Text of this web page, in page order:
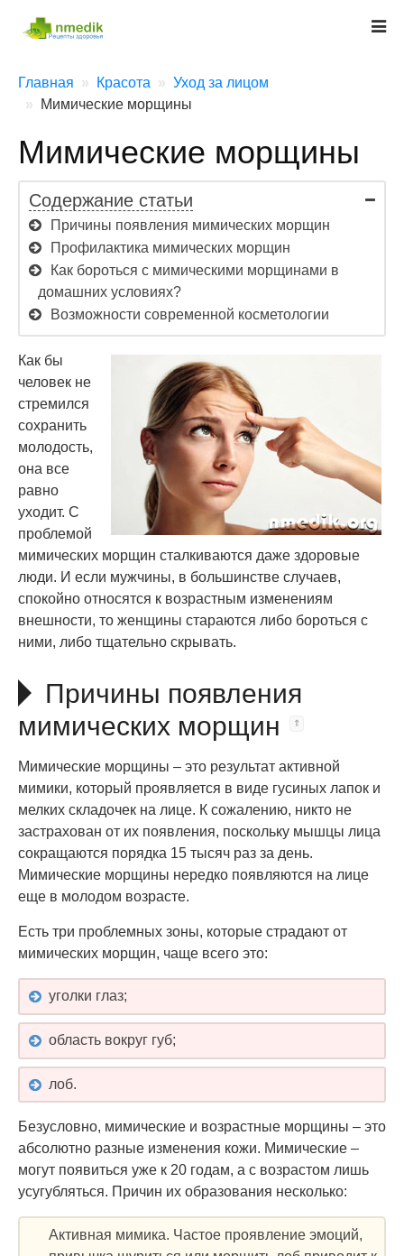
Главная Красота
Уход за лицом
Мимические морщины
Мимические морщины
Содержание статьи
Причины появления мимических морщин
Профилактика мимических морщин
Как бороться с мимическими морщинами в
домашних условиях?
Возможности современной косметологии
Как бы
человек не
стремился
сохранить
молодость,
она все
равно
уходит. С
проблемой
мимических морщин сталкиваются даже здоровые
люди. И если мужчины, в большинстве случаев,
спокойно относятся к возрастным изменениям
внешности, то женщины стараются либо бороться с
ними, либо тщательно скрывать.
Причины появления
мимических морщин
Мимические морщины – это результат активной
мимики, который проявляется в виде гусиных лапок и
мелких складочек на лице. К сожалению, никто не
застрахован от их появления, поскольку мышцы лица
сокращаются порядка 15 тысяч раз за день.
Мимические морщины нередко появляются на лице
еще в молодом возрасте.
Есть три проблемных зоны, которые страдают от
мимических морщин, чаще всего это:
уголки глаз;
область вокруг губ;
лоб.
Безусловно, мимические и возрастные морщины – это
абсолютно разные изменения кожи. Мимические –
могут появиться уже к 20 годам, а с возрастом лишь
усугубляться. Причин их образования несколько:
Активная мимика. Частое проявление эмоций,